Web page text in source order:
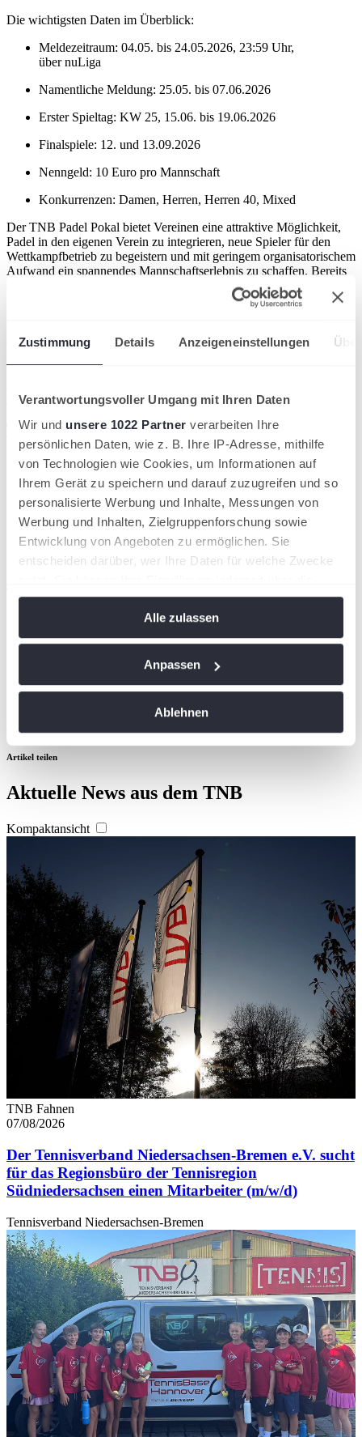
Zustimmung Details Anzeigeneinstellungen
Verantwortungsvoller Umgang mit Ihren Daten
Wir und unsere 1022 Partner verarbeiten Ihre
persönlichen Daten, wie z. B. Ihre IP-Adresse, mithilfe
von Technologien wie Cookies, um Informationen auf
Ihrem Gerät zu speichern und darauf zuzugreifen und so
personalisierte Werbung und Inhalte, Messungen von
Werbung und Inhalten, Zielgruppenforschung sowie
Entwicklung von Angeboten zu ermöglichen. Sie
entscheiden darüber, wer Ihre Daten für welche Zwecke
Cookie-Erklärung oder durch Klicken auf das Privacy
Trigger Symbol ändern oder widerrufen
Wenn Sie es erlauben, würden wir auch gerne:
bestimmten Merkmalen (Fingerprinting) identifizieren
verarbeitet werden, und legen Sie Ihre Präferenzen im
Abschnitt Einzelheiten
Wir verwenden Cookies, um Inhalte und Anzeigen zu
personalisieren, Funktionen für soziale Medien anbieten
zu können und die Zugriffe auf unsere Website zu
analysieren. Außerdem geben wir Informationen zu Ihrer
Verwendung unserer Website an unsere Partner für
soziale Medien, Werbung und Analysen weiter. Unsere
Partner führen diese Informationen möglicherweise mit
weiteren Daten zusammen, die Sie ihnen bereitgestellt
haben oder die sie im Rahmen Ihrer Nutzung der Dienste
gesammelt haben. DieCookie-Einstellungenkönnen
jederzeit über den Link im Footer aufgerufen und
angepasst werden.
Alle zulassen
Anpassen
Ablehnen
Die wichtigsten Daten im Überblick:
Meldezeitraum: 04.05. bis 24.05.2026, 23:59 Uhr,
über nuLiga
Namentliche Meldung: 25.05. bis 07.06.2026
Erster Spieltag: KW 25, 15.06. bis 19.06.2026
Finalspiele: 12. und 13.09.2026
Nenngeld: 10 Euro pro Mannschaft
Konkurrenzen: Damen, Herren, Herren 40, Mixed
Der TNB Padel Pokal bietet Vereinen eine attraktive Möglichkeit,
Padel in den eigenen Verein zu integrieren, neue Spieler für den
Wettkampfbetrieb zu begeistern und mit geringem organisatorischem
Aufwand ein spannendes Mannschaftserlebnis zu schaffen. Bereits
ein Padel-Court reicht für die Ausrichtung eines Spieltages aus.
Jetzt heißt es: Termine checken, Team zusammenstellen und
der vollständigen Ausschreibung sowie in den FAQ zum TNB
Vereinszugang bei nuliga.
TNB Padel Pokal 2026 Ausschreibung
Dateiname
TNB Padel Pokal 2026 Ausschreibung.pdf
Größe
165 KB
Format
pdf
Herunterladen
TNB Padel Pokal 2026 FAQ
TNB Padel Pokal 2026 FAQ.pdf
Format
pdf
Artikel teilen
Aktuelle News aus dem TNB
Kompaktansicht
TNB Fahnen
07/08/2026
Der Tennisverband Niedersachsen-Bremen e.V. sucht
für das Regionsbüro der Tennisregion
Südniedersachsen einen Mitarbeiter (m/w/d)
Tennisverband Niedersachsen-Bremen